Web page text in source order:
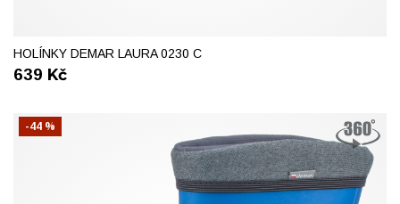
HOLÍNKY DEMAR LAURA 0230 C
639 Kč
-44 %